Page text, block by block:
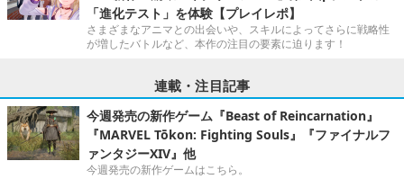
「進化テスト」を体験【プレイレポ】
さまざまなアニマとの出会いや、スキルによってさらに戦略性
が増したバトルなど、本作の注目の要素に迫ります！
連載・注目記事
今週発売の新作ゲーム『Beast of Reincarnation』
『MARVEL Tōkon: Fighting Souls』『ファイナルフ
ァンタジーXIV』他
今週発売の新作ゲームはこちら。